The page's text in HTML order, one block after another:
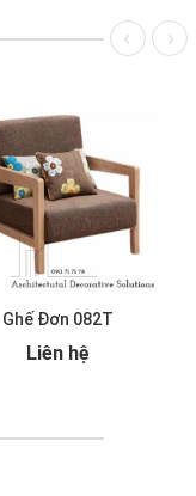
Ghế Đơn 082T
Liên hệ